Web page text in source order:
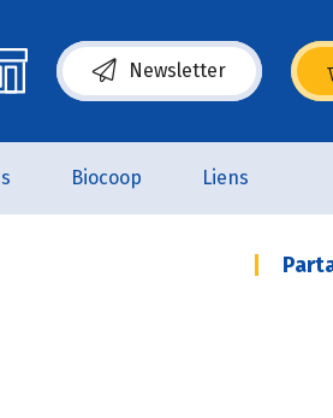
Newsletter
(s’ouvre dans une nouvelle
Biocoop Liens